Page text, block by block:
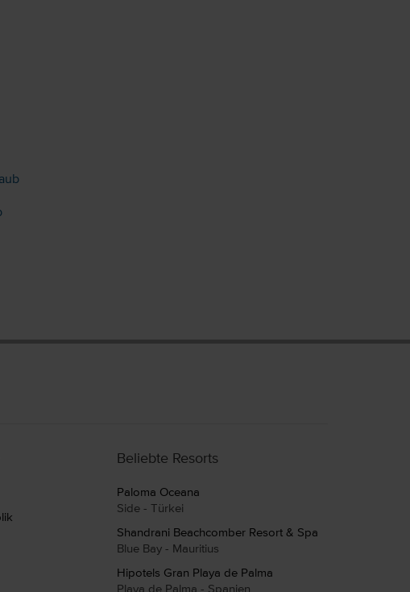
Beliebte Resorts
Paloma Oceana
Side - Türkei
Shandrani Beachcomber Resort & Spa
Blue Bay - Mauritius
Hipotels Gran Playa de Palma
Playa de Palma - Spanien